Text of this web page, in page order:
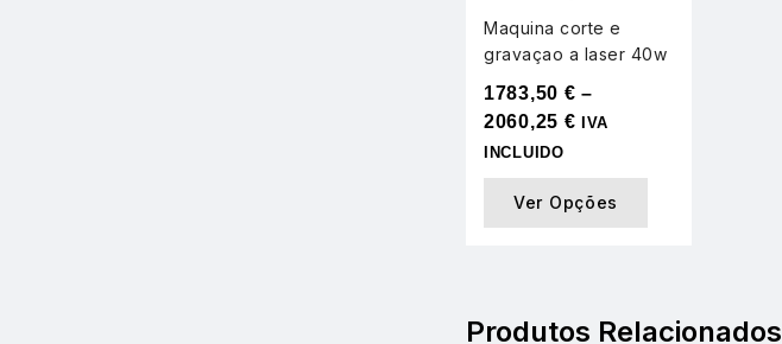
Maquina corte e
gravaçao a laser 40w
1783,50 € –
2060,25 €
IVA
INCLUIDO
Ver Opções
Produtos Relacionados